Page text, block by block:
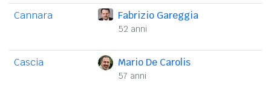
Cannara Fabrizio Gareggia
52 anni
Cascia Mario De Carolis
57 anni